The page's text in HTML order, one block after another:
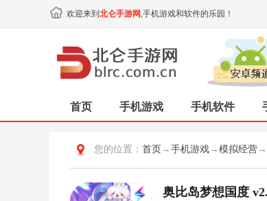
欢迎来到 北仑手游网,手机游戏和软件的乐园！
首页 手机游戏 手机软件
您的位置： 首页 → 手机游戏 → 模拟经营 →
奥比岛梦想国度